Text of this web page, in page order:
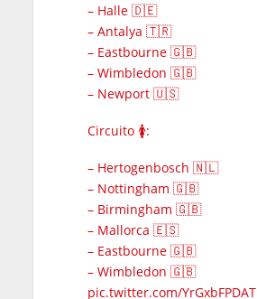
– Halle 🇩🇪
– Antalya 🇹🇷
– Eastbourne 🇬🇧
– Wimbledon 🇬🇧
– Newport 🇺🇸
Circuito 🚺:
– Hertogenbosch 🇳🇱
– Nottingham 🇬🇧
– Birmingham 🇬🇧
– Mallorca 🇪🇸
– Eastbourne 🇬🇧
– Wimbledon 🇬🇧
pic.twitter.com/YrGxbFPDAT